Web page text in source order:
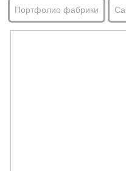
Портфолио фабрики